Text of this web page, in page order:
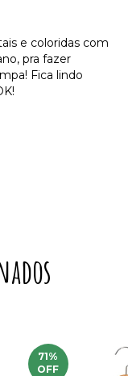
e coloridas com
pra fazer
Fica lindo
71%
OFF